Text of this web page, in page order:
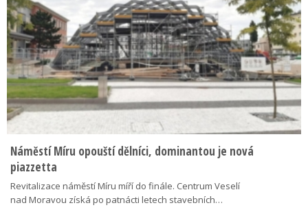
Náměstí Míru opouští dělníci, dominantou je nová
piazzetta
Revitalizace náměstí Míru míří do finále. Centrum Veselí
nad Moravou získá po patnácti letech stavebních…